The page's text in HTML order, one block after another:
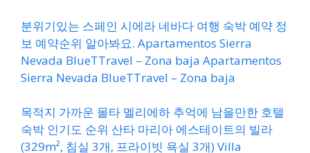
분위기있는 스페인 시에라 네바다 여행 숙박 예약 정
보 예약순위 알아봐요. Apartamentos Sierra
Nevada BlueTTravel – Zona baja Apartamentos
Sierra Nevada BlueTTravel – Zona baja
목적지 가까운 몰타 멜리에하 추억에 남을만한 호텔
숙박 인기도 순위 산타 마리아 에스테이트의 빌라
(329m², 침실 3개, 프라이빗 욕실 3개) Villa